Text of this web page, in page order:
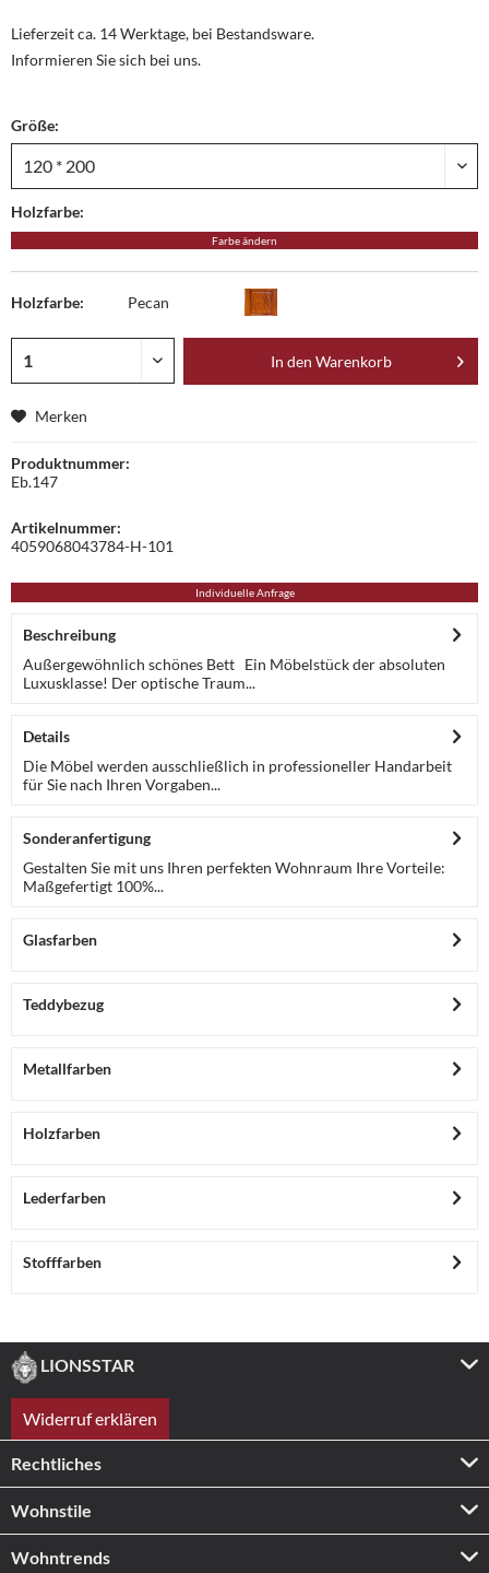
Lieferzeit ca. 14 Werktage, bei Bestandsware.
Informieren Sie sich bei uns.
Größe:
Holzfarbe:
Farbe ändern
Holzfarbe: Pecan
In den Warenkorb
Merken
Produktnummer:
Eb.147
Artikelnummer:
4059068043784-H-101
Individuelle Anfrage
Beschreibung
Außergewöhnlich schönes Bett Ein Möbelstück der absoluten
Luxusklasse! Der optische Traum...
Details
Die Möbel werden ausschließlich in professioneller Handarbeit
für Sie nach Ihren Vorgaben...
Sonderanfertigung
Gestalten Sie mit uns Ihren perfekten Wohnraum Ihre Vorteile:
Maßgefertigt 100%...
Glasfarben
Teddybezug
Metallfarben
Holzfarben
Lederfarben
Stofffarben
LIONSSTAR
Widerruf erklären
Rechtliches
Wohnstile
Wohntrends